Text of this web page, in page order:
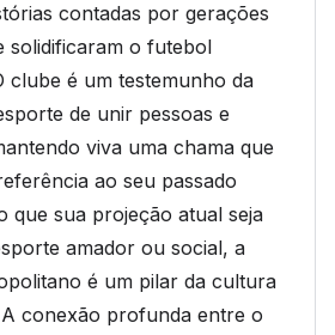
contadas por gerações
solidificaram o futebol
clube é um testemunho da
de unir pessoas e
viva uma chama que
ao seu passado
que sua projeção atual seja
amador ou social, a
é um pilar da cultura
conexão profunda entre o